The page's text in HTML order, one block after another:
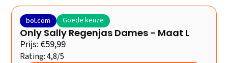
bol.com Goede keuze
Only Sally Regenjas Dames - Maat L
Prijs: €59,99
Rating: 4,8/5